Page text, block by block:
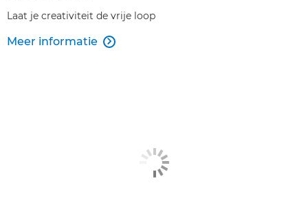
Laat je creativiteit de vrije loop
Meer informatie 